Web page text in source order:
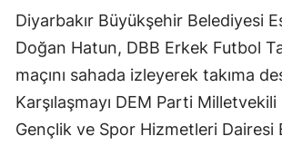
Diyarbakır Büyükşehir Belediyesi
Doğan Hatun, DBB Erkek Futbol
maçını sahada izleyerek takıma
Karşılaşmayı DEM Parti
Gençlik ve Spor Hizmetleri Dairesi